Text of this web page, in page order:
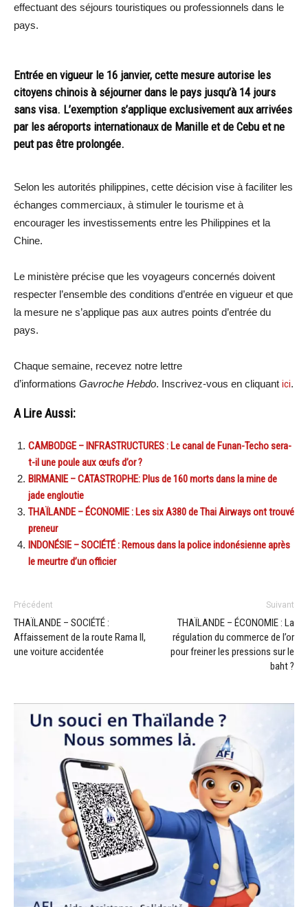
effectuant des séjours touristiques ou professionnels dans le
pays.
Entrée en vigueur le 16 janvier, cette mesure autorise les
citoyens chinois à séjourner dans le pays jusqu’à 14 jours
sans visa. L’exemption s’applique exclusivement aux arrivées
par les aéroports internationaux de Manille et de Cebu et ne
peut pas être prolongée.
Selon les autorités philippines, cette décision vise à faciliter les
échanges commerciaux, à stimuler le tourisme et à
encourager les investissements entre les Philippines et la
Chine.
Le ministère précise que les voyageurs concernés doivent
respecter l’ensemble des conditions d’entrée en vigueur et que
la mesure ne s’applique pas aux autres points d’entrée du
pays.
Chaque semaine, recevez notre lettre
d’informations Gavroche Hebdo. Inscrivez-vous en cliquant ici.
A Lire Aussi:
CAMBODGE – INFRASTRUCTURES : Le canal de Funan-Techo sera-
t-il une poule aux œufs d’or ?
BIRMANIE – CATASTROPHE: Plus de 160 morts dans la mine de
jade engloutie
THAÏLANDE – ÉCONOMIE : Les six A380 de Thai Airways ont trouvé
preneur
INDONÉSIE – SOCIÉTÉ : Remous dans la police indonésienne après
le meurtre d’un officier
Précédent
THAÏLANDE – SOCIÉTÉ :
Affaissement de la route Rama II,
une voiture accidentée
Suivant
THAÏLANDE – ÉCONOMIE : La
régulation du commerce de l’or
pour freiner les pressions sur le
baht ?